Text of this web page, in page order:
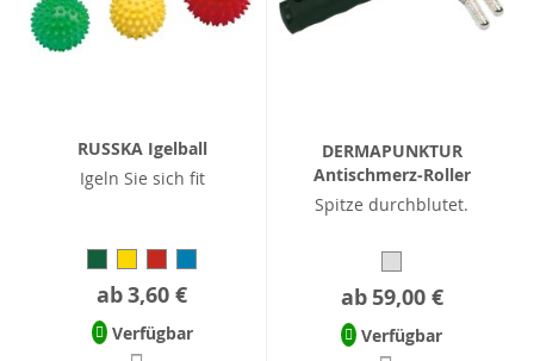
RUSSKA Igelball
Igeln Sie sich fit
ab3,60 €
Verfügbar
DERMAPUNKTUR
Antischmerz-Roller
Spitze durchblutet.
ab 59,00 €
Verfügbar